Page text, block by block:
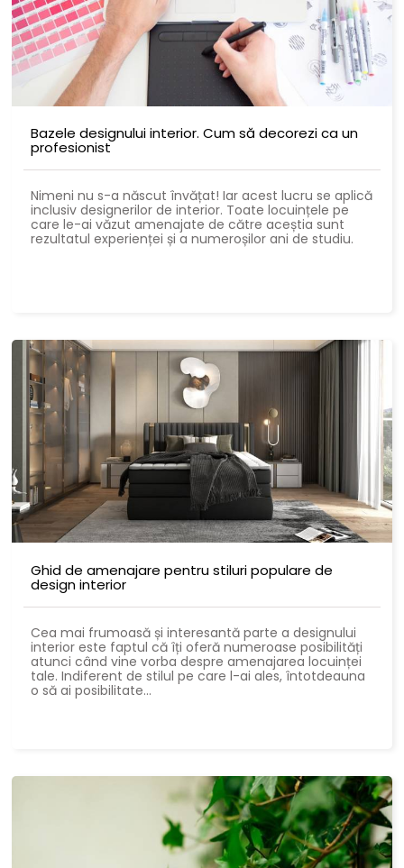
Bazele designului interior. Cum să decorezi ca un
profesionist
Nimeni nu s-a născut învățat! Iar acest lucru se aplică
inclusiv designerilor de interior. Toate locuințele pe
care le-ai văzut amenajate de către aceștia sunt
rezultatul experienței și a numeroșilor ani de studiu.
Ghid de amenajare pentru stiluri populare de
design interior
Cea mai frumoasă și interesantă parte a designului
interior este faptul că îți oferă numeroase posibilități
atunci când vine vorba despre amenajarea locuinței
tale. Indiferent de stilul pe care l-ai ales, întotdeauna
o să ai posibilitate...